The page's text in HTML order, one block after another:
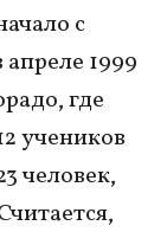
с
1999
где
учеников
человек,